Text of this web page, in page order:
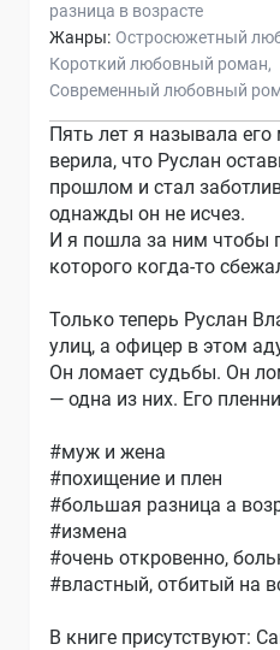
разница в возрасте
Жанры: Остросюжетный
Короткий любовный роман
Современный любовный
Пять лет я называла
верила, что Руслан
прошлом и стал
однажды он не исчез.
И я пошла за ним чтобы
которого когда-то
Только теперь Руслан
улиц, а офицер в этом
Он ломает судьбы. Он
— одна из них. Его
#муж и жена
#похищение и плен
#большая разница а
#измена
#очень откровенно,
#властный, отбитый на
В книге присутствуют: